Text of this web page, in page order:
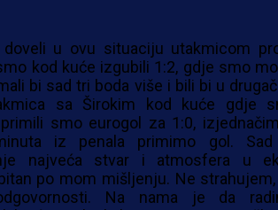
u ovu situaciju utakmicom
kod kuće izgubili 1:2, gdje smo
bi sad tri boda više i bili bi u
sa Širokim kod kuće gdje
smo eurogol za 1:0,
iz penala primimo gol.
najveća stvar i atmosfera u
po mom mišljenju. Ne
Na nama je da